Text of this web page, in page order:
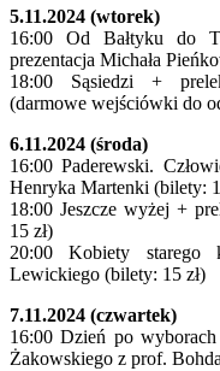
5.11.2024 (wtorek)
16:00 Od Bałtyku do
prezentacja Michała
18:00 Sąsiedzi +
(darmowe wejściówki do
6.11.2024 (środa)
16:00 Paderewski.
Henryka Martenki (bilety:
18:00 Jeszcze wyżej +
15 zł)
20:00 Kobiety starego
Lewickiego (bilety: 15 zł)
7.11.2024 (czwartek)
16:00 Dzień po
Żakowskiego z prof.